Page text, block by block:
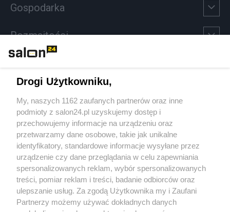
Gospodarka
Rozmaitości
Sport
Społeczeństwo
Kultura
X Facebook Instagram Youtube
Drogi Użytkowniku,
My, naszych 1162 zaufanych partnerów oraz inne
podmioty z salon24.pl uzyskujemy dostęp i
przechowujemy informacje na urządzeniu oraz
przetwarzamy dane osobowe, takie jak unikalne
identyfikatory, standardowe informacje wysyłane przez
urządzenie czy dane przeglądania w celu zapewniania
spersonalizowanych reklam, wybór spersonalizowanych
treści, pomiar reklam i treści, badanie odbiorców oraz
ulepszanie usług. Za zgodą Użytkownika my i Zaufani
Partnerzy możemy używać dokładnych danych